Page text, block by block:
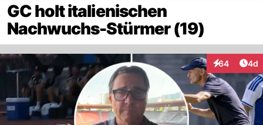
GC holt italienischen
Nachwuchs-Stürmer (19)
64
Interaktionen
4d